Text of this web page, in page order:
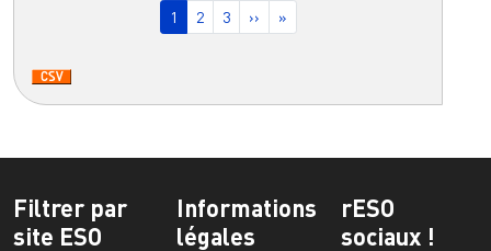
Page courante
1 Page
2 Page
3 Page suivante
›› Dernière page
»
Filtrer par
site ESO
Informations
légales
rESO
sociaux !